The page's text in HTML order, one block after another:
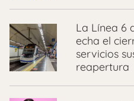
La Línea 6
echa el
servicios
reapertura